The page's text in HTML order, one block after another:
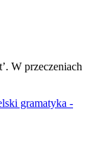
W przeczeniach